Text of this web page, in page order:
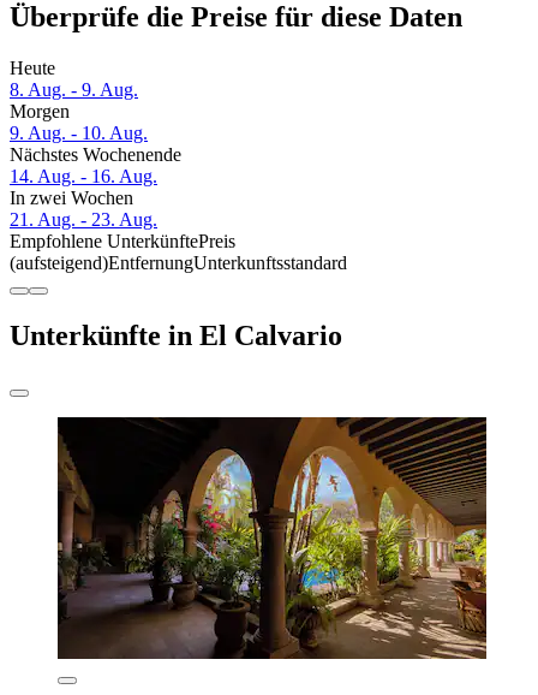
Überprüfe die Preise für diese Daten
Heute
8. Aug. - 9. Aug.
Morgen
9. Aug. - 10. Aug.
Nächstes Wochenende
14. Aug. - 16. Aug.
In zwei Wochen
21. Aug. - 23. Aug.
Empfohlene UnterkünftePreis
(aufsteigend)EntfernungUnterkunftsstandard
Unterkünfte in El Calvario